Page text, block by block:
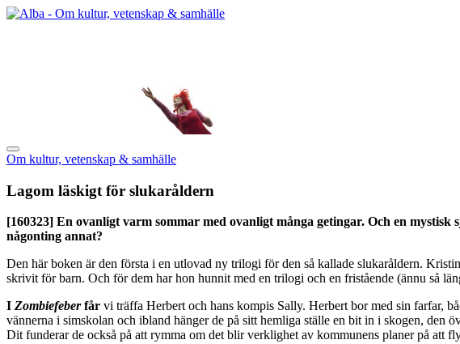
Om kultur, vetenskap & samhälle
Lagom läskigt för slukaråldern
[160323] En ovanligt varm sommar med ovanligt många getingar. Och en
någonting annat?
Den här boken är den första i en utlovad ny trilogi för den så kallade slukaråldern.
skrivit för barn. Och för dem har hon hunnit med en trilogi och en fristående (ännu så
I Zombiefeberfår vi träffa Herbert och hans kompis Sally. Herbert bor med sin farfar,
vännerna i simskolan och ibland hänger de på sitt hemliga ställe en bit in i skogen, den
Dit funderar de också på att rymma om det blir verklighet av kommunens planer på att